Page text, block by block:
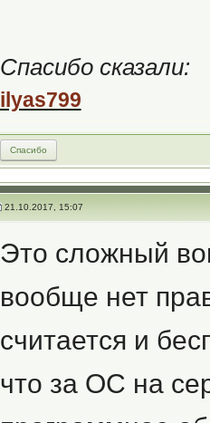
Спасибо сказали:
ilyas799
Спасибо
21.10.2017, 15:07
Это сложный
вообще нет
считается и
что за ОС на